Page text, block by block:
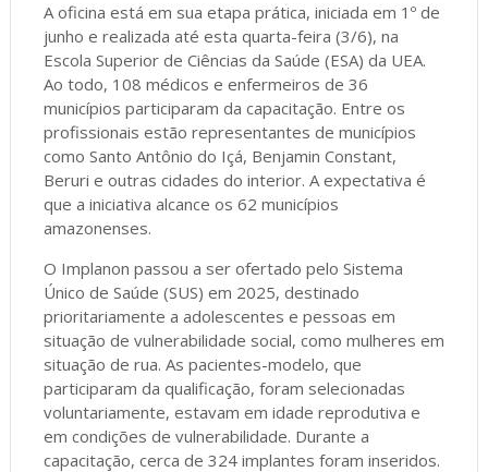
A oficina está em sua etapa prática, iniciada em 1º de
junho e realizada até esta quarta-feira (3/6), na
Escola Superior de Ciências da Saúde (ESA) da UEA.
Ao todo, 108 médicos e enfermeiros de 36
municípios participaram da capacitação. Entre os
profissionais estão representantes de municípios
como Santo Antônio do Içá, Benjamin Constant,
Beruri e outras cidades do interior. A expectativa é
que a iniciativa alcance os 62 municípios
amazonenses.
O Implanon passou a ser ofertado pelo Sistema
Único de Saúde (SUS) em 2025, destinado
prioritariamente a adolescentes e pessoas em
situação de vulnerabilidade social, como mulheres em
situação de rua. As pacientes-modelo, que
participaram da qualificação, foram selecionadas
voluntariamente, estavam em idade reprodutiva e
em condições de vulnerabilidade. Durante a
capacitação, cerca de 324 implantes foram inseridos.